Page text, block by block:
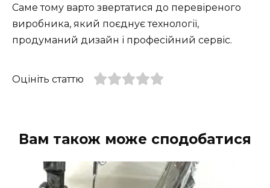
Саме тому варто звертатися до перевіреного
виробника, який поєднує технології,
продуманий дизайн і професійний сервіс.
Оцініть статтю
Вам також може сподобатися